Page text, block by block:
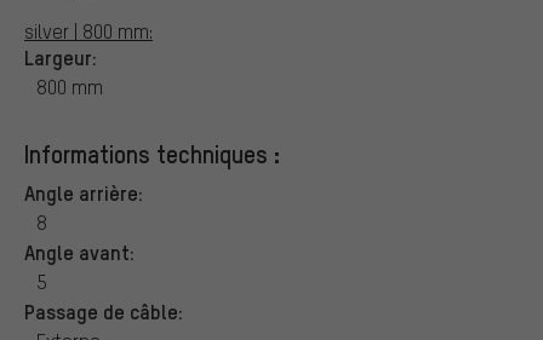
silver | 800 mm:
Largeur:
800 mm
Informations techniques :
Angle arrière:
8
Angle avant:
5
Passage de câble: